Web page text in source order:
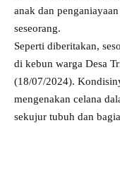
anak dan
seseorang.
Seperti diberitakan,
di kebun warga Desa
(18/07/2024).
mengenakan celana
sekujur tubuh dan